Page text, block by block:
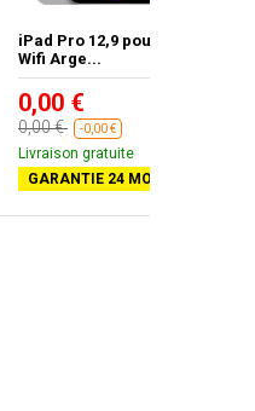
iPad Pro 12,9 pouces 128 Go
Wifi Arge...
0,00 €
0,00 € -0,00 €
Livraison gratuite
GARANTIE 24 MOIS